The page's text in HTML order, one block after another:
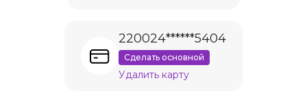
220024******5404
Сделать основной
Удалить карту